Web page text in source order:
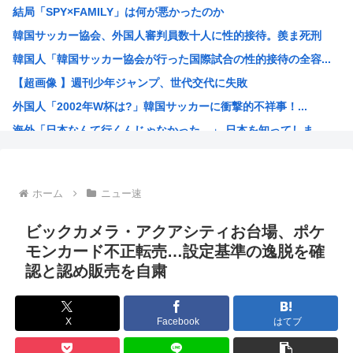
イスラエル「長崎の原爆は日本が侵略した天罰。少し仕返しさ...
【画像】色気たっぷりのヒッチハイカー、見つかるｗｗｗ
ウイグル人の女優が美人すぎる
【悲報】身元不明で病院に運ばれたオタク、待ち受けから「ラ...
【FLASH】妊娠中の田中みな実(39)にとんでもないF...
結局「SPY×FAMILY」は何が悪かったのか
韓国サッカー協会、外国人審判員数十人に性的接待。羨ま死刑
韓国人「韓国サッカー協会が行った国際試合の性的接待の全容...
【超画像 】週刊少年ジャンプ、世代交代に失敗
外国人「2002年W杯は?」韓国サッカーに衝撃的不祥事！...
海外「日本なんて行くんじゃなかった…」 日本を知ってしま...
韓国人「韓国サッカー協会が行った国際試合の性的接待の全容...
【HUNTER×HUNTER】ヒソカさん、ビスケより弱か...
安倍昭恵「なんで安倍晋三が殺されたのか今でもわからない」
中国が対米ドローン規制強化して世界が騒然！←「事実上の禁...
海外「日本なんて行くんじゃなかった…」 日本を知ってしま...
クルド人問題を訴えてきた河合ゆうすけ、埼玉県知事選挙に立...
ワンピースの「世界に5種しかない飛行能力」発言の謎が解け...
ホーム ニュー速
ビックカメラ・アクアシティお台場、ポケ
モンカード不正転売…設定基準の逸脱を確
認と認め販売を自粛
X Facebook はてブ